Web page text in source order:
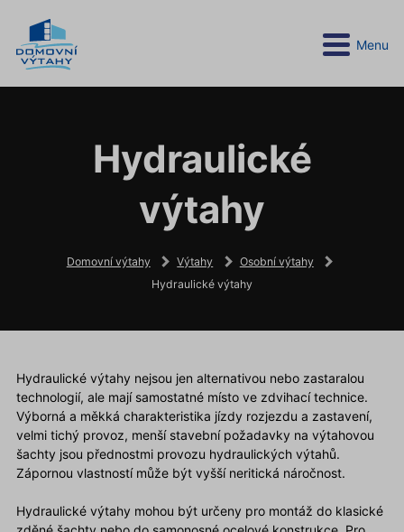
Menu
Hydraulické
výtahy
Domovní výtahy Výtahy
Osobní výtahy
Hydraulické výtahy
Hydraulické výtahy nejsou jen alternativou nebo zastaralou
technologií, ale mají samostatné místo ve zdvihací technice.
Výborná a měkká charakteristika jízdy rozjezdu a zastavení,
velmi tichý provoz, menší stavební požadavky na výtahovou
šachty jsou přednostmi provozu hydraulických výtahů.
Zápornou vlastností může být vyšší neritická náročnost.
Hydraulické výtahy mohou být určeny pro montáž do klasické